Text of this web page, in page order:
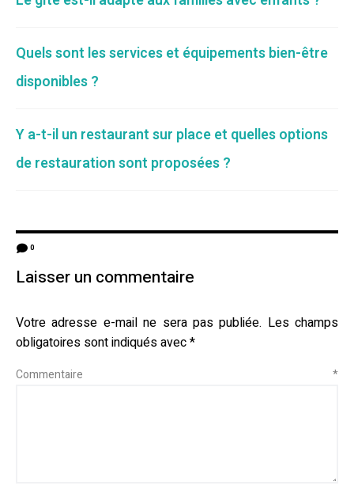
Quels sont les services et équipements bien-être
disponibles ?
Y a-t-il un restaurant sur place et quelles options
de restauration sont proposées ?
0
Laisser un commentaire
Votre adresse e-mail ne sera pas publiée. Les champs
obligatoires sont indiqués avec*
Commentaire *